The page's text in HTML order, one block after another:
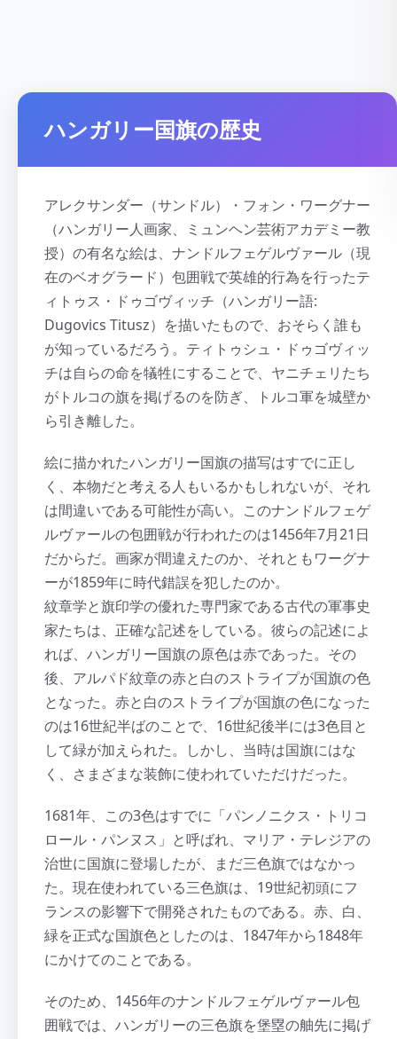
ハンガリー国旗の歴史
アレクサンダー（サンドル）・フォン・ワーグナー
（ハンガリー人画家、ミュンヘン芸術アカデミー教
授）の有名な絵は、ナンドルフェゲルヴァール（現
在のベオグラード）包囲戦で英雄的行為を行ったテ
ィトゥス・ドゥゴヴィッチ（ハンガリー語:
Dugovics Titusz）を描いたもので、おそらく誰も
が知っているだろう。ティトゥシュ・ドゥゴヴィッ
チは自らの命を犠牲にすることで、ヤニチェリたち
がトルコの旗を掲げるのを防ぎ、トルコ軍を城壁か
ら引き離した。
絵に描かれたハンガリー国旗の描写はすでに正し
く、本物だと考える人もいるかもしれないが、それ
は間違いである可能性が高い。このナンドルフェゲ
ルヴァールの包囲戦が行われたのは1456年7月21日
だからだ。画家が間違えたのか、それともワーグナ
ーが1859年に時代錯誤を犯したのか。
紋章学と旗印学の優れた専門家である古代の軍事史
家たちは、正確な記述をしている。彼らの記述によ
れば、ハンガリー国旗の原色は赤であった。その
後、アルパド紋章の赤と白のストライプが国旗の色
となった。赤と白のストライプが国旗の色になった
のは16世紀半ばのことで、16世紀後半には3色目と
して緑が加えられた。しかし、当時は国旗にはな
く、さまざまな装飾に使われていただけだった。
1681年、この3色はすでに「パンノニクス・トリコ
ロール・パンヌス」と呼ばれ、マリア・テレジアの
治世に国旗に登場したが、まだ三色旗ではなかっ
た。現在使われている三色旗は、19世紀初頭にフ
ランスの影響下で開発されたものである。赤、白、
緑を正式な国旗色としたのは、1847年から1848年
にかけてのことである。
そのため、1456年のナンドルフェゲルヴァール包
囲戦では、ハンガリーの三色旗を堡塁の舳先に掲げ